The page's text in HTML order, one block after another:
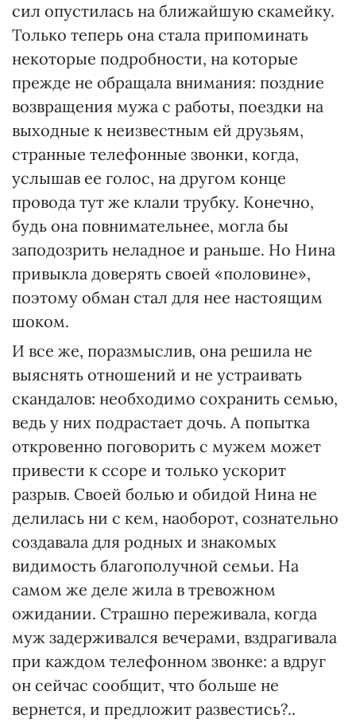
сил опустилась на ближайшую скамейку.
Только теперь она стала припоминать
некоторые подробности, на которые
прежде не обращала внимания: поздние
возвращения мужа с работы, поездки на
выходные к неизвестным ей друзьям,
странные телефонные звонки, когда,
услышав ее голос, на другом конце
провода тут же клали трубку. Конечно,
будь она повнимательнее, могла бы
заподозрить неладное и раньше. Но Нина
привыкла доверять своей «половине»,
поэтому обман стал для нее настоящим
шоком.
И все же, поразмыслив, она решила не
выяснять отношений и не устраивать
скандалов: необходимо сохранить семью,
ведь у них подрастает дочь. А попытка
откровенно поговорить с мужем может
привести к ссоре и только ускорит
разрыв. Своей болью и обидой Нина не
делилась ни с кем, наоборот, сознательно
создавала для родных и знакомых
видимость благополучной семьи. На
самом же деле жила в тревожном
ожидании. Страшно переживала, когда
муж задерживался вечерами, вздрагивала
при каждом телефонном звонке: а вдруг
он сейчас сообщит, что больше не
вернется, и предложит развестись?..